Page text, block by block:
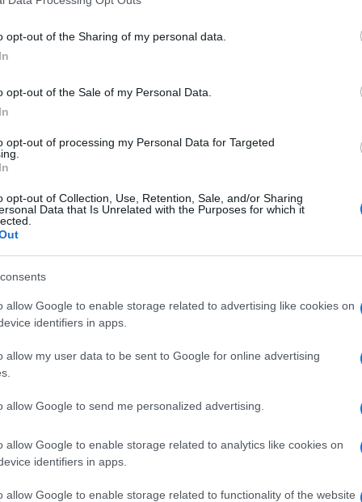
opt-out of the Sharing of my personal data.
opt-out of the Sale of my Personal Data.
opt-out of processing my Personal Data for Targeted
opt-out of Collection, Use, Retention, Sale, and/or Sharing
Data that Is Unrelated with the Purposes for which it
allow Google to enable storage related to advertising like cookies on
identifiers in apps.
allow my user data to be sent to Google for online advertising
allow Google to send me personalized advertising.
allow Google to enable storage related to analytics like cookies on
identifiers in apps.
allow Google to enable storage related to functionality of the website
- 23:34
εμβόλια η τρίτη δόση –
του αντιγριπικού
για τυχόν παρενέργειες από την τρίτη δόση
- 19:46
ελληνική ανακάλυψη – Ειδική
την αντιμετώπιση του κορονοϊού